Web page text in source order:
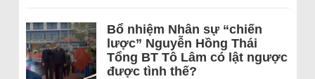
Bổ nhiệm Nhân sự “chiến
lược” Nguyễn Hồng Thái
Tổng BT Tô Lâm có lật ngược
được tình thế?